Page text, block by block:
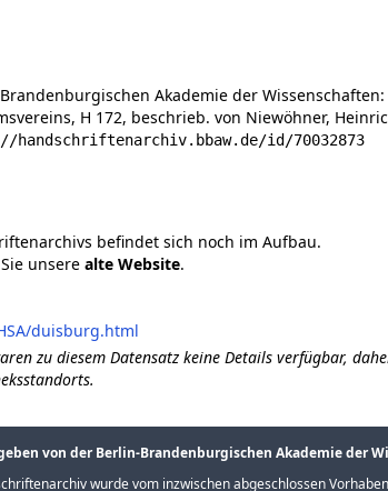
Akademie der Wissenschaften:
H 172, beschrieb. von Niewöhner,
handschriftenarchiv.bbaw.de/id/70032873
befindet sich noch im Aufbau.
unsere alte Website.
duisburg.html
zu diesem Datensatz keine Details verfügbar,
von der Berlin-Brandenburgischen Akademie der
wurde vom inzwischen abgeschlossen